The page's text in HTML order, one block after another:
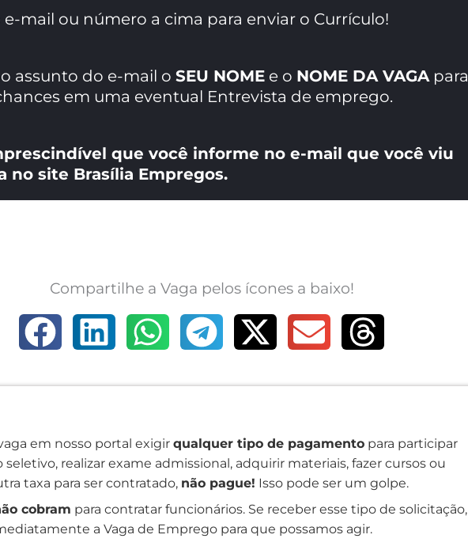
e-mail ou número a cima para enviar o Currículo!
assunto do e-mail oSEU NOME e o NOME DA VAGA para
em uma eventual Entrevista de emprego.
que você informe no e-mail que você viu
no site Brasília Empregos.
Compartilhe a Vaga pelos ícones a baixo!
em nosso portal exigirqualquer tipo de pagamento para participar
seletivo, realizar exame admissional, adquirir materiais, fazer cursos ou
taxa para ser contratado, não pague! Isso pode ser um golpe.
cobram para contratar funcionários. Se receber esse tipo de solicitação,
a Vaga de Emprego para que possamos agir.